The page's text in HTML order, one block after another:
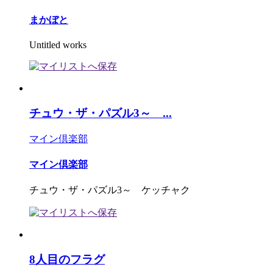
まかぼと
Untitled works
チュウ・ザ・パズル3～ ...
マイン倶楽部
マイン倶楽部
チュウ・ザ・パズル3～ ケッチャク
8人目のフラグ